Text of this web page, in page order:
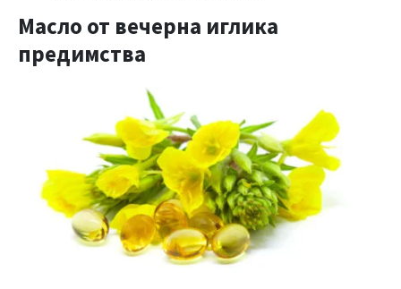
Масло от вечерна иглика
предимства